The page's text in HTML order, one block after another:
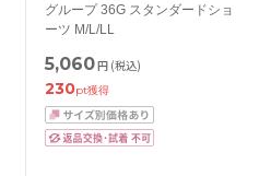
グループ 36G スタンダードショ
ーツ M/L/LL
5,060円 (税込)
230pt獲得